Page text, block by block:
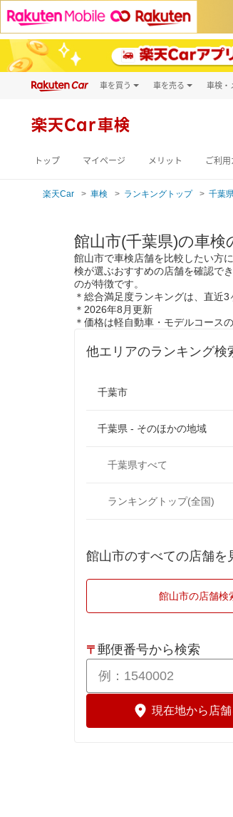
車を買う
新車
車を売る 車検・
楽天Car車検
トップ マイページ メリット ご利
楽天Car 車検 ランキングトップ 千葉
館山市(千葉県)の車
館山市で車検店舗を比較したい方
検が選ぶおすすめの店舗を確認で
のが特徴です。
＊総合満足度ランキングは、直近
＊2026年8月更新
＊価格は軽自動車・モデルコース
他エリアのランキング検
千葉市
千葉市稲毛区
千葉市中央区
千葉市花見川区
千葉市
千葉県 - そのほかの地域
旭市
我孫子市
印西市
印旛郡
浦安市
大網白里市
千葉県すべて
ランキングトップ(全国)
館山市のすべての店舗を
館山市の店舗検
〒 郵便番号から検索
現在地から店